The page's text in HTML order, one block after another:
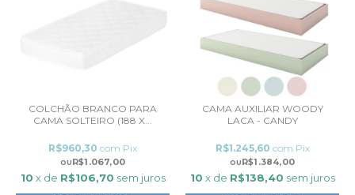
COLCHÃO BRANCO PARA
CAMA SOLTEIRO (188 X...
R$1.067,00
R$960,30 com Pix
10 x de R$106,70 sem juros
CAMA AUXILIAR WOODY
LACA - CANDY
R$1.384,00
R$1.245,60 com Pix
10 x de R$138,40 sem juros